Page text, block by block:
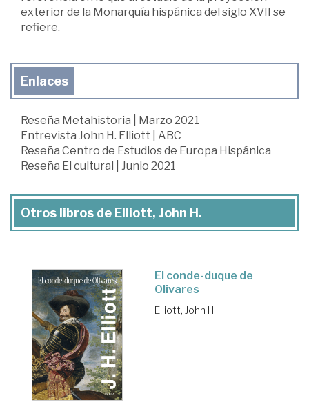
exterior de la Monarquía hispánica del siglo XVII se
refiere.
Enlaces
Reseña Metahistoria | Marzo 2021
Entrevista John H. Elliott | ABC
Reseña Centro de Estudios de Europa Hispánica
Reseña El cultural | Junio 2021
Otros libros de Elliott, John H.
El conde-duque de
Olivares
Elliott, John H.